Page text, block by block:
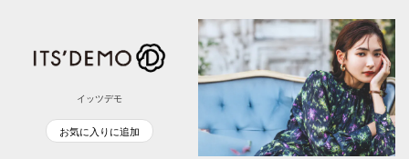
イッツデモ
お気に入りに追加